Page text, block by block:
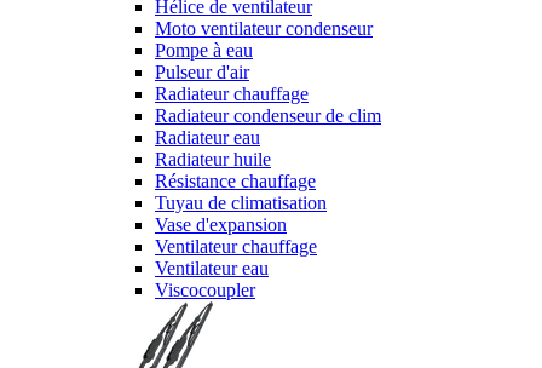
Hélice de ventilateur
Moto ventilateur condenseur
Pompe à eau
Pulseur d'air
Radiateur chauffage
Radiateur condenseur de clim
Radiateur eau
Radiateur huile
Résistance chauffage
Tuyau de climatisation
Vase d'expansion
Ventilateur chauffage
Ventilateur eau
Viscocoupler